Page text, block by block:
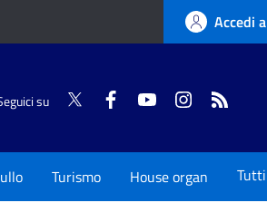
Accedi
su Twitter FacebookYouTubeInstagram
Turismo House organ